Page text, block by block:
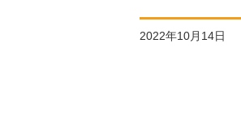
2022年10月14日